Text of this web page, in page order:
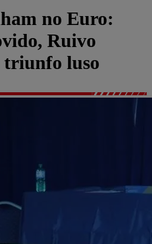
no Euro:
Ruivo
triunfo luso